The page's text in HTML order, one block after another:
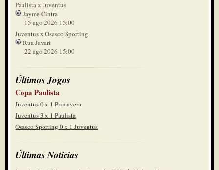
Paulista x Juventus
Jayme Cintra
15 ago 2026 15:00
Juventus x Osasco Sporting
Rua Javari
22 ago 2026 15:00
Últimos Jogos
Copa Paulista
Juventus 0 x 1 Primavera
Juventus 3 x 1 Paulista
Osasco Sporting 0 x 1 Juventus
Últimas Notícias